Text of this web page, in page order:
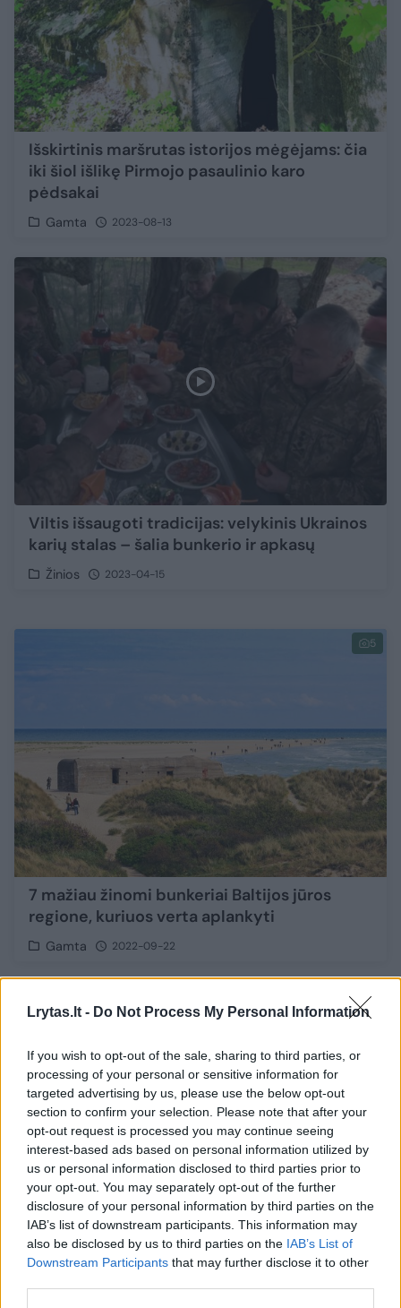
Lrytas.lt - Do Not Process My Personal Information
If you wish to opt-out of the sale, sharing to third parties, or
processing of your personal or sensitive information for
targeted advertising by us, please use the below opt-out
section to confirm your selection. Please note that after your
opt-out request is processed you may continue seeing
interest-based ads based on personal information utilized by
us or personal information disclosed to third parties prior to
your opt-out. You may separately opt-out of the further
disclosure of your personal information by third parties on the
IAB’s list of downstream participants. This information may
also be disclosed by us to third parties on the IAB’s List of
Downstream Participants that may further disclose it to other
Išskirtinis maršrutas istorijos mėgėjams: čia
iki šiol išlikę Pirmojo pasaulinio karo
pėdsakai
Gamta 2023-08-13
Viltis išsaugoti tradicijas: velykinis Ukrainos
karių stalas – šalia bunkerio ir apkasų
Žinios 2023-04-15
5
7 mažiau žinomi bunkeriai Baltijos jūros
regione, kuriuos verta aplankyti
Gamta 2022-09-22
2
Prie Vilniaus lenkų statyti bunkeriai turėjo
apginti miestą nuo Raudonosios armijos
puolimo